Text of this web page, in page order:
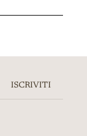
ISCRIVITI